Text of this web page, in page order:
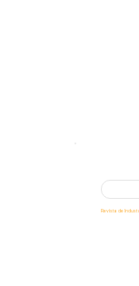
Revista de